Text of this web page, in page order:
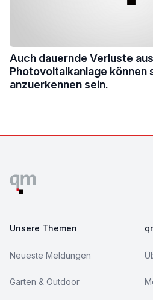
Auch dauernde Verluste
Photovoltaikanlage können
anzuerkennen sein.
Unsere Themen
Neueste Meldungen
Garten & Outdoor